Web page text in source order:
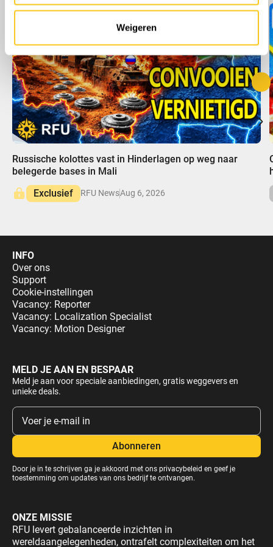
Weigeren
Russische kolottes vast in Hinderlagen op weg naar
belegerde bases in Mali
Exclusief
RFU NewsAug 6, 2026
INFO
Over ons
Support
Cookie-instellingen
Vacancy: Reporter
Vacancy: Localization Specialist
Vacancy: Motion Designer
MELD JE AAN EN BESPAAR
Meld je aan voor speciale aanbiedingen, gratis weggevers en
unieke deals.
Door je in te schrijven ga je akkoord met ons privacybeleid en geef je
toestemming om updates van ons bedrijf te ontvangen.
ONZE MISSIE
RFU levert gebalanceerde inzichten in
wereldaangelegenheden, ontrafelt complexiteiten om het